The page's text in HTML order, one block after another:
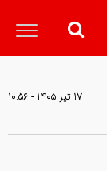
۱۷ تير ۱۴۰۵ - ۱۰:۵۶